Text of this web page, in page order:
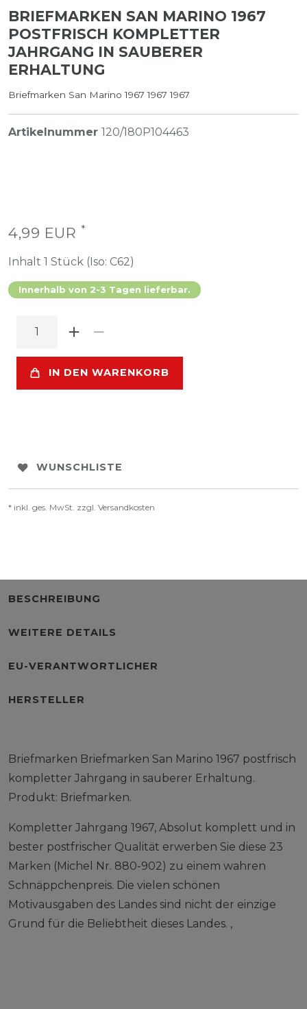
BRIEFMARKEN SAN MARINO 1967
POSTFRISCH KOMPLETTER
JAHRGANG IN SAUBERER
ERHALTUNG
Briefmarken San Marino 1967 1967 1967
Artikelnummer 120/180P104463
4,99 EUR *
Inhalt 1 Stück (Iso: C62)
Innerhalb von 2-3 Tagen lieferbar.
IN DEN WARENKORB
WUNSCHLISTE
* inkl. ges. MwSt. zzgl. Versandkosten
BESCHREIBUNG
WEITERE DETAILS
EU-VERANTWORTLICHER
HERSTELLER
Briefmarken Briefmarken San Marino 1967 postfrisch
kompletter Jahrgang in sauberer Erhaltung.
Produkt: Briefmarken.
Kompletter Jahrgang 1967, Absolut komplett und in
bester postfrischer Qualität erwerben Sie diese 23
Marken (Michel Nr. 880-902) zu einem wahren
Schnäppchenpreis. Die vielen schönen
Motivausgaben des Landes sind nicht der einzige
Grund für die Beliebtheit dieses Landes. ,